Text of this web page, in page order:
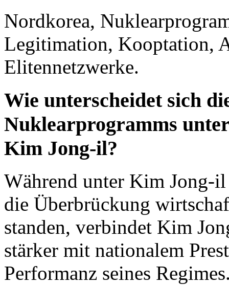
Nordkorea,
Legitimation, Kooptation,
Elitennetzwerke.
Wie unterscheidet sich
Nuklearprogramms
Kim Jong-il?
Während unter Kim Jong-
die Überbrückung
standen, verbindet Kim
stärker mit nationalem
Performanz seines